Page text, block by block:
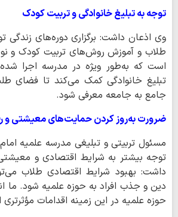
توجه به تبلیغ خانوادگی و تربیت کودک
وی اذعان داشت: برگزاری دوره‌های زندگی
طلاب و آموزش روش‌های تربیت کودک و
است که به‌طور ویژه در مدرسه اجرا
تبلیغ خانوادگی کمک می‌کند تا فضای
جامع به جامعه معرفی شود.
ضرورت به‌روز کردن حمایت‌های معیشتی و
مسئول تربیتی و تبلیغی مدرسه علمیه
توجه بیشتر به شرایط اقتصادی و
داشت: بهبود شرایط اقتصادی طلاب
دین و جذب افراد به حوزه علمیه شود. ما
حوزه علمیه در این زمینه اقدامات